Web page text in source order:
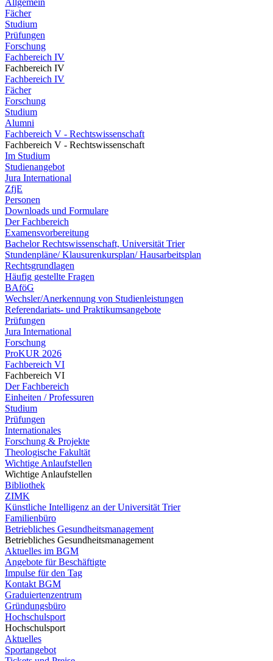
Allgemein
Fächer
Studium
Prüfungen
Forschung
Fachbereich IV
Fachbereich IV
Fachbereich IV
Fächer
Forschung
Studium
Alumni
Fachbereich V - Rechtswissenschaft
Fachbereich V - Rechtswissenschaft
Im Studium
Studienangebot
Jura International
ZfjE
Personen
Downloads und Formulare
Der Fachbereich
Examensvorbereitung
Bachelor Rechtswissenschaft, Universität Trier
Stundenpläne/ Klausurenkursplan/ Hausarbeitsplan
Rechtsgrundlagen
Häufig gestellte Fragen
BAföG
Wechsler/Anerkennung von Studienleistungen
Referendariats- und Praktikumsangebote
Prüfungen
Jura International
Forschung
ProKUR 2026
Fachbereich VI
Fachbereich VI
Der Fachbereich
Einheiten / Professuren
Studium
Prüfungen
Internationales
Forschung & Projekte
Theologische Fakultät
Wichtige Anlaufstellen
Wichtige Anlaufstellen
Bibliothek
ZIMK
Künstliche Intelligenz an der Universität Trier
Familienbüro
Betriebliches Gesundheitsmanagement
Betriebliches Gesundheitsmanagement
Aktuelles im BGM
Angebote für Beschäftigte
Impulse für den Tag
Kontakt BGM
Graduiertenzentrum
Gründungsbüro
Hochschulsport
Hochschulsport
Aktuelles
Sportangebot